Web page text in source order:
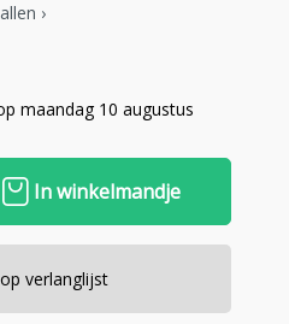
›
maandag 10 augustus
In winkelmandje
verlanglijst